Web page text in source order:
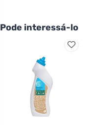
Pode interessá-lo